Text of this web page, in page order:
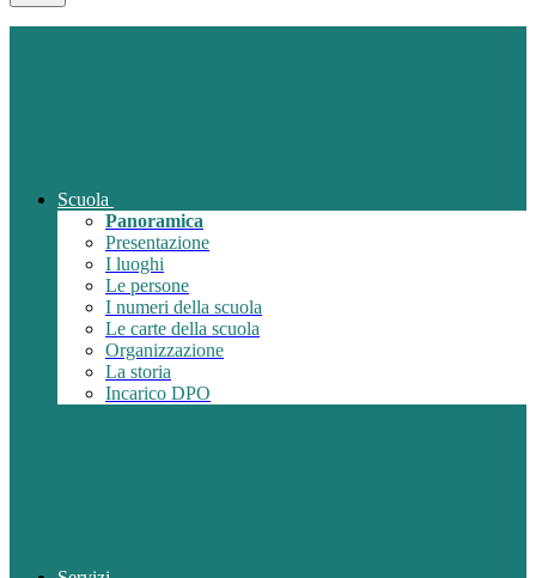
Scuola
Panoramica
Presentazione
I luoghi
Le persone
I numeri della scuola
Le carte della scuola
Organizzazione
La storia
Incarico DPO